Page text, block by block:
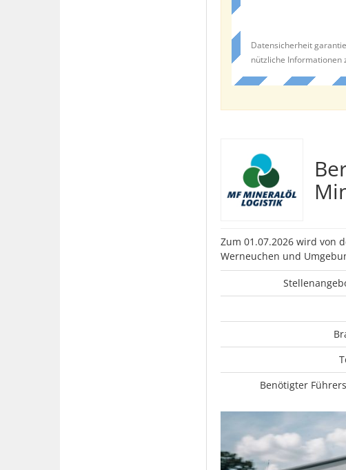
Datensicherheit
nützliche Informationen
Zum 01.07.2026 wird von
Werneuchen und
Benötigter